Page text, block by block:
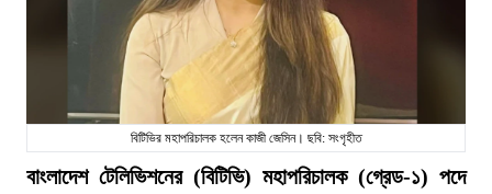
বিটিভির মহাপরিচালক হলেন কাজী জেসিন। ছবি: সংগৃহীত
বাংলাদেশ টেলিভিশনের (বিটিভি) মহাপরিচালক (গ্রেড-১) পদে